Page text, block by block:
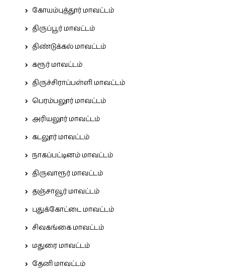
கோயம்புத்தூர் மாவட்டம்
திருப்பூர் மாவட்டம்
திண்டுக்கல் மாவட்டம்
கரூர் மாவட்டம்
திருச்சிராப்பள்ளி மாவட்டம்
பெரம்பலூர் மாவட்டம்
அரியலூர் மாவட்டம்
கடலூர் மாவட்டம்
நாகப்பட்டினம் மாவட்டம்
திருவாரூர் மாவட்டம்
தஞ்சாவூர் மாவட்டம்
புதுக்கோட்டை மாவட்டம்
சிவகங்கை மாவட்டம்
மதுரை மாவட்டம்
தேனி மாவட்டம்